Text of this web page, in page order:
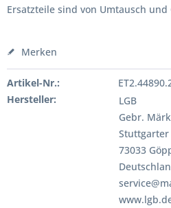
Ersatzteile sind von Umtausch
Merken
Artikel-Nr.:
Hersteller:
LGB
Gebr.
Stuttgarter
73033